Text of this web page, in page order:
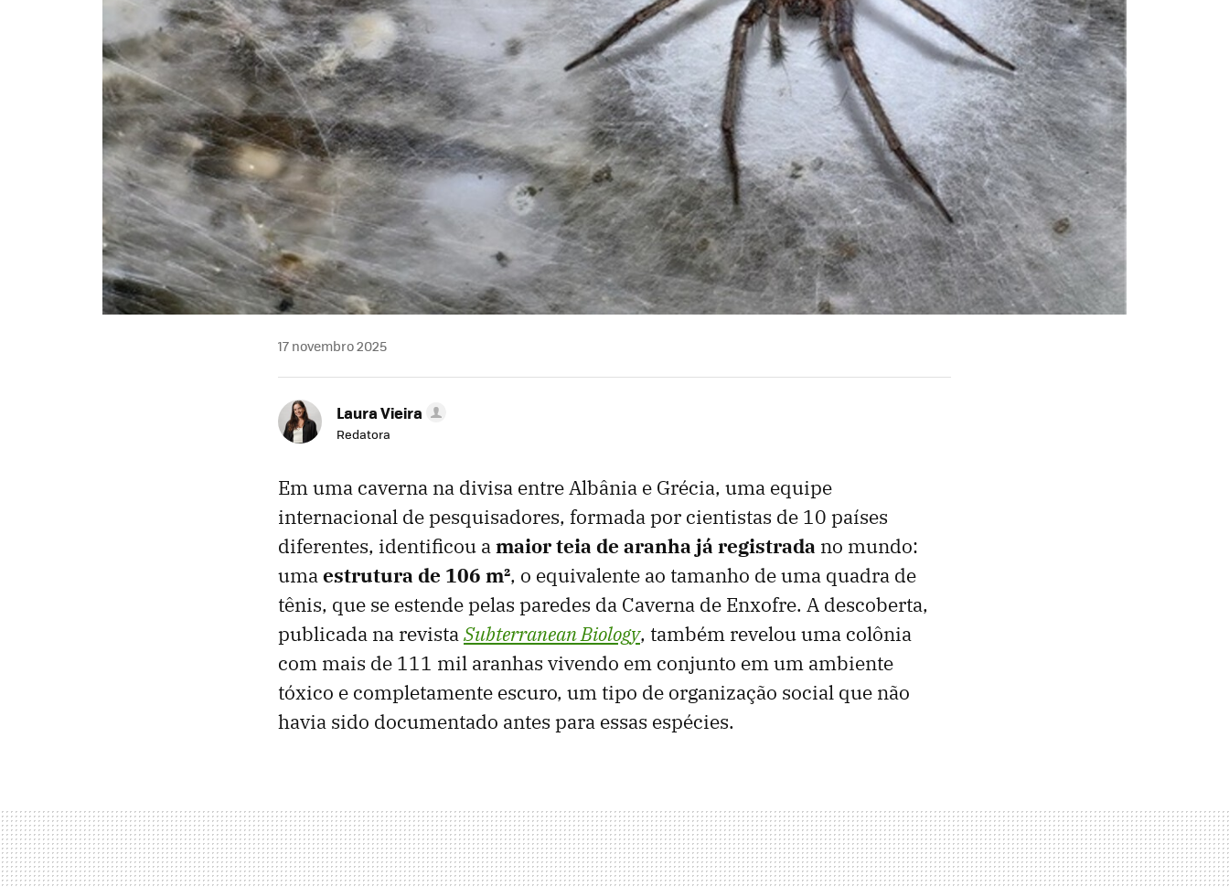
17 novembro 2025
Laura Vieira
Redatora
Em uma caverna na divisa entre Albânia e Grécia, uma equipe
internacional de pesquisadores, formada por cientistas de 10 países
diferentes, identificou amaior teia de aranha já registrada no mundo:
umaestrutura de 106 m², o equivalente ao tamanho de uma quadra de
tênis, que se estende pelas paredes da Caverna de Enxofre. A descoberta,
publicada na revistaSubterranean Biology, também revelou uma colônia
com mais de 111 mil aranhas vivendo em conjunto em um ambiente
tóxico e completamente escuro, um tipo de organização social que não
havia sido documentado antes para essas espécies.